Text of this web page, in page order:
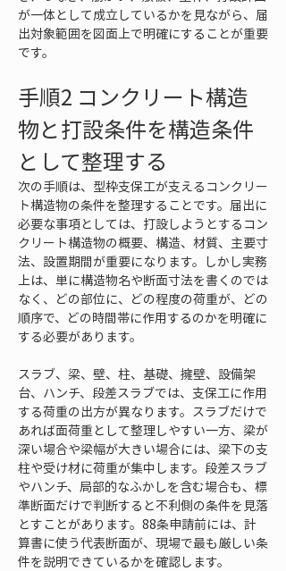
が一体として成立しているかを見ながら、届
出対象範囲を図面上で明確にすることが重要
です。
手順2 コンクリート構造
物と打設条件を構造条件
として整理する
次の手順は、型枠支保工が支えるコンクリー
ト構造物の条件を整理することです。届出に
必要な事項としては、打設しようとするコン
クリート構造物の概要、構造、材質、主要寸
法、設置期間が重要になります。しかし実務
上は、単に構造物名や断面寸法を書くのでは
なく、どの部位に、どの程度の荷重が、どの
順序で、どの時間帯に作用するのかを明確に
する必要があります。
スラブ、梁、壁、柱、基礎、擁壁、設備架
台、ハンチ、段差スラブでは、支保工に作用
する荷重の出方が異なります。スラブだけで
あれば面荷重として整理しやすい一方、梁が
深い場合や梁幅が大きい場合には、梁下の支
柱や受け材に荷重が集中します。段差スラブ
やハンチ、局部的なふかしを含む場合も、標
準断面だけで判断すると不利側の条件を見落
とすことがあります。88条申請前には、計
算書に使う代表断面が、現場で最も厳しい条
件を説明できているかを確認します。